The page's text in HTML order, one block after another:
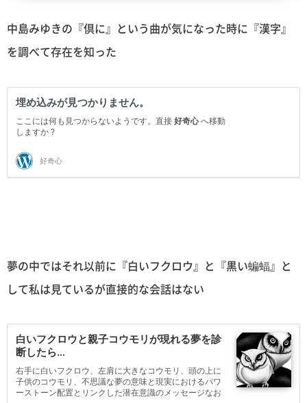
中島みゆきの『倶に』という曲が気になった時に『漢字』
を調べて存在を知った
夢の中ではそれ以前に『白いフクロウ』と『黒い蝙蝠』と
して私は見ているが直接的な会話はない